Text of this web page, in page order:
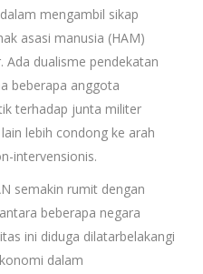
mengambil sikap
asasi manusia (HAM)
dualisme pendekatan
beberapa anggota
terhadap junta militer
lebih condong ke arah
intervensionis.
semakin rumit dengan
beberapa negara
ini diduga dilatarbelakangi
dalam